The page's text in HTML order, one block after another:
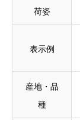
荷姿
表示例
産地・品
種